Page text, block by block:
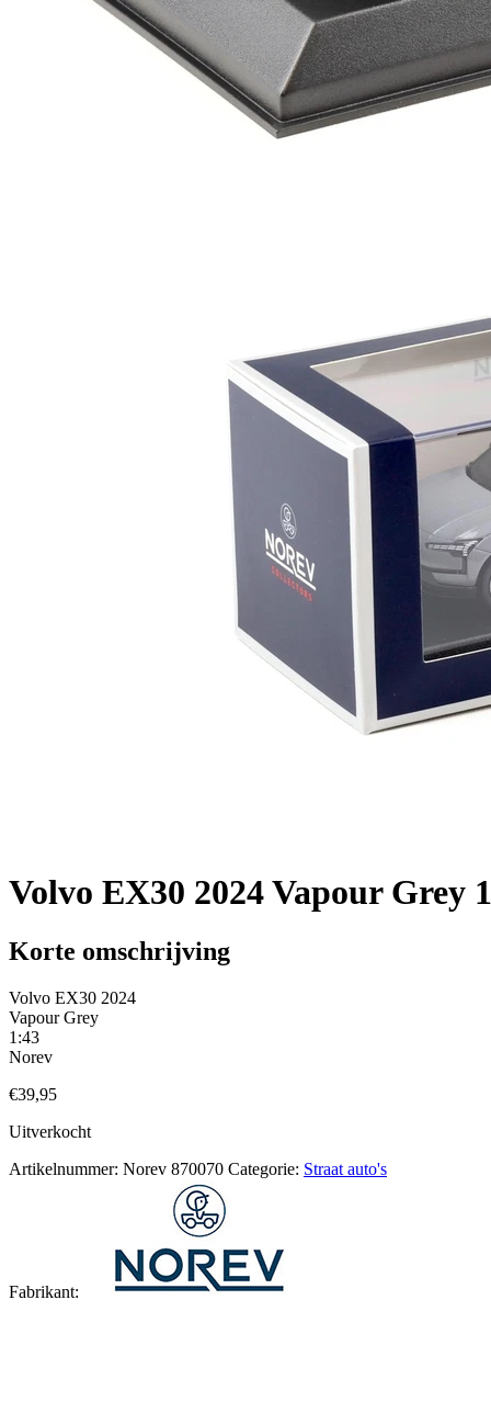
Volvo EX30 2024 Vapour Grey
Korte omschrijving
Volvo EX30 2024
Vapour Grey
1:43
Norev
€39,95
Uitverkocht
Artikelnummer: Norev 870070 Categorie: Straat auto's
Fabrikant: